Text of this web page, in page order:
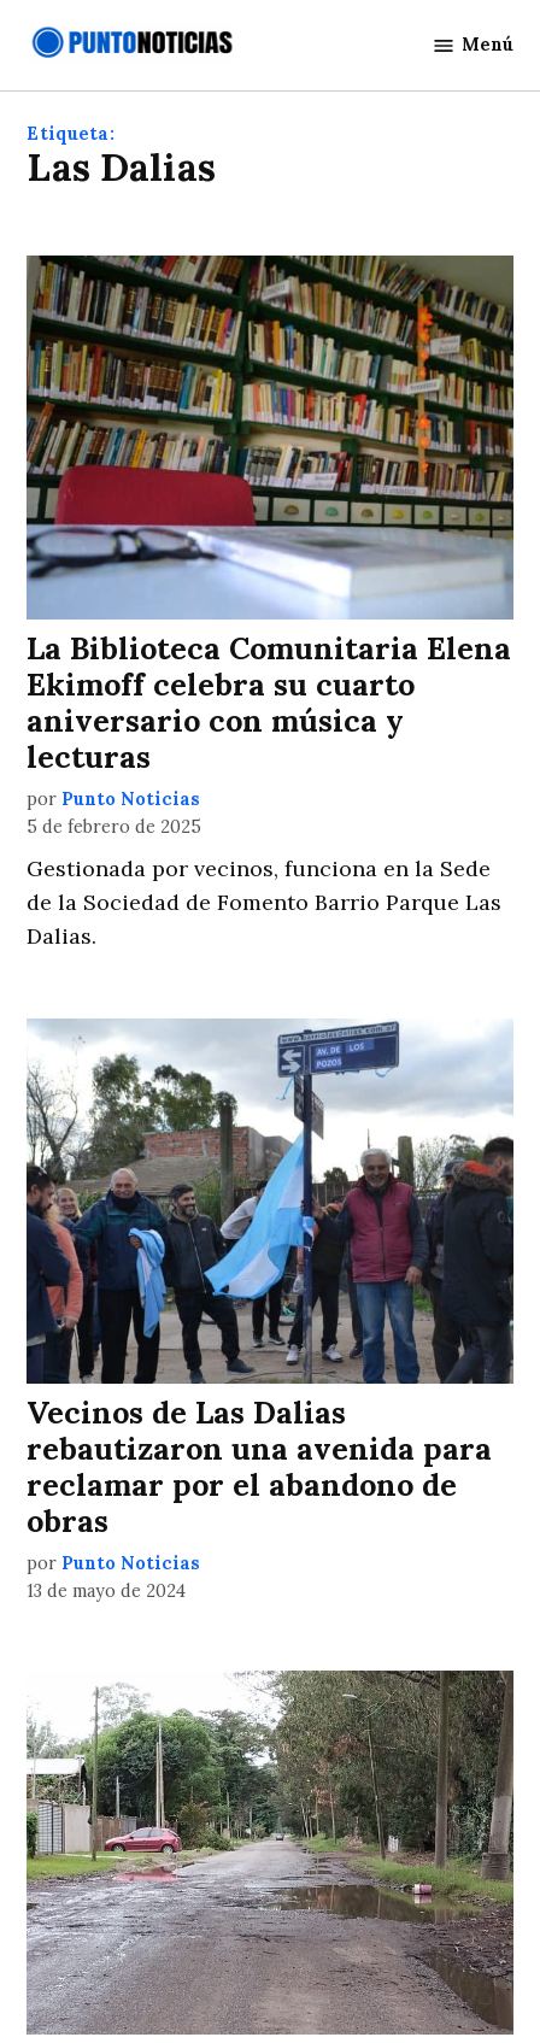
Noticias
Menú
Etiqueta:
Las Dalias
La Biblioteca Comunitaria Elena
Ekimoff celebra su cuarto
aniversario con música y
lecturas
por Punto Noticias
5 de febrero de 2025
Gestionada por vecinos, funciona en la Sede
de la Sociedad de Fomento Barrio Parque Las
Dalias.
Vecinos de Las Dalias
rebautizaron una avenida para
reclamar por el abandono de
obras
por Punto Noticias
13 de mayo de 2024